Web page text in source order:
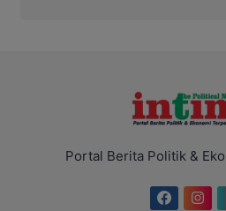
Portal Berita Politik &